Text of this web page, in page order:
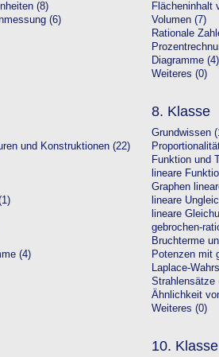
(8)
(6)
Flächeninhalt
Volumen (7)
Rationale
Diagramme (4)
Weiteres (0)
und Konstruktionen (22)
(4)
8. Klasse
Grundwissen
Funktion und
lineare
Graphen
lineare
lineare
gebrochen-
Bruchterme
Potenzen mit
Laplace-
Strahlensätze
Ähnlichkeit
Weiteres (0)
10. Klasse